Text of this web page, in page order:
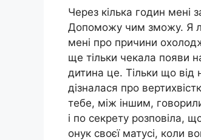
Через кілька годин
Допоможу чим зможу. Я
мені про причини
ще тільки чекала появи
дитина це. Тільки що від
дізналася про
тебе, між іншим,
і по секрету розповіла,
онук своєї матусі, коли